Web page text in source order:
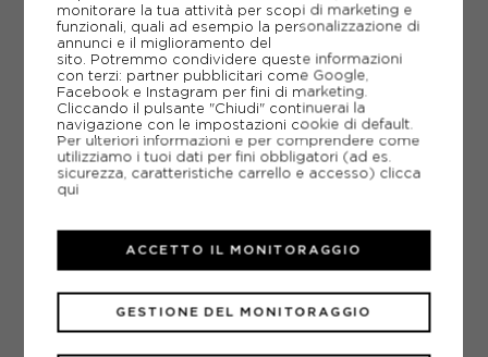
S M L XL
monitorare la tua attività per scopi di marketing e
funzionali, quali ad esempio la personalizzazione di
annunci e il miglioramento del
sito. Potremmo condividere queste informazioni
con terzi: partner pubblicitari come Google,
Facebook e Instagram per fini di marketing.
Cliccando il pulsante "Chiudi" continuerai la
navigazione con le impostazioni cookie di default.
Per ulteriori informazioni e per comprendere come
utilizziamo i tuoi dati per fini obbligatori (ad es.
sicurezza, caratteristiche carrello e accesso) clicca
qui
GESTIONE DEL MONITORAGGIO
ACCETTO IL MONITORAGGIO